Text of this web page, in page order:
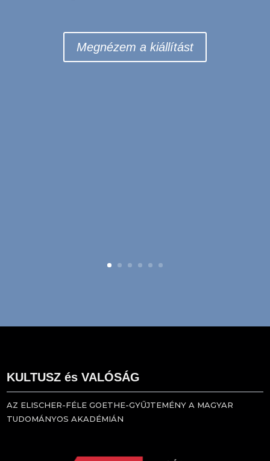
Megnézem a kiállítást
KULTUSZ és VALÓSÁG
AZ ELISCHER-FÉLE GOETHE-GYŰJTEMÉNY A MAGYAR
TUDOMÁNYOS AKADÉMIÁN